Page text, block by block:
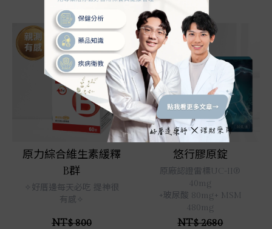
立即選購
原力綜合維生素緩釋
B群
✧好厝邊每天必吃 提神很
有感✧
NT$ 800
立即選購
悠行膠原錠
原廠認證雷標UC-II®
40mg
+玻尿酸 80mg+ MSM
480mg
NT$ 2680